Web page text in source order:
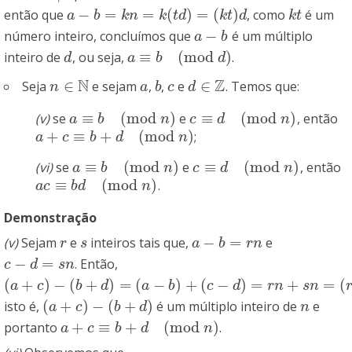
então que a − b = kn = k(td) = (kt)d
a−b =k n= k(td )=( kt)d , como kt
kt é um
número inteiro, concluímos que a − b
a−b
é um múltiplo
inteiro de d
d, ou seja, a ≡ b (mod d)
a≡b( mod d)
.
Seja n ∈ N
n∈N e sejama
a, b
b,c
c ed ∈ Z
d∈Z
. Temos que:
(v)se a ≡ b (mod n)
a≡b( mod n) ec ≡ d (mod n)
c≡d( mod n) , então
a + c ≡ b + d (mod n)
a+c≡b +d mod n
;
(vi)se a ≡ b (mod n)
a≡b( mod n) ec ≡ d (mod n)
c≡d( mod n) , então
ac ≡ bd (mod n)
ac≡ bd (mod n)
.
Demonstração
(v)Sejam r
re s
sinteiros tais que, a − b = rn
a−b=r n e
c − d = sn
c−d=sn . Então,
(a + c) − (b + d) = (a − b) + (c − d) = rn + sn = (r
(a+c) −(b +d =(a−b)+ c− d)= rn+sn =(r +s )n
isto é, (a + c) − (b + d)
(a+c) −(b +d é um múltiplo inteiro den
n e
portanto a + c ≡ b + d (mod n)
a+c≡b +d mod n
.